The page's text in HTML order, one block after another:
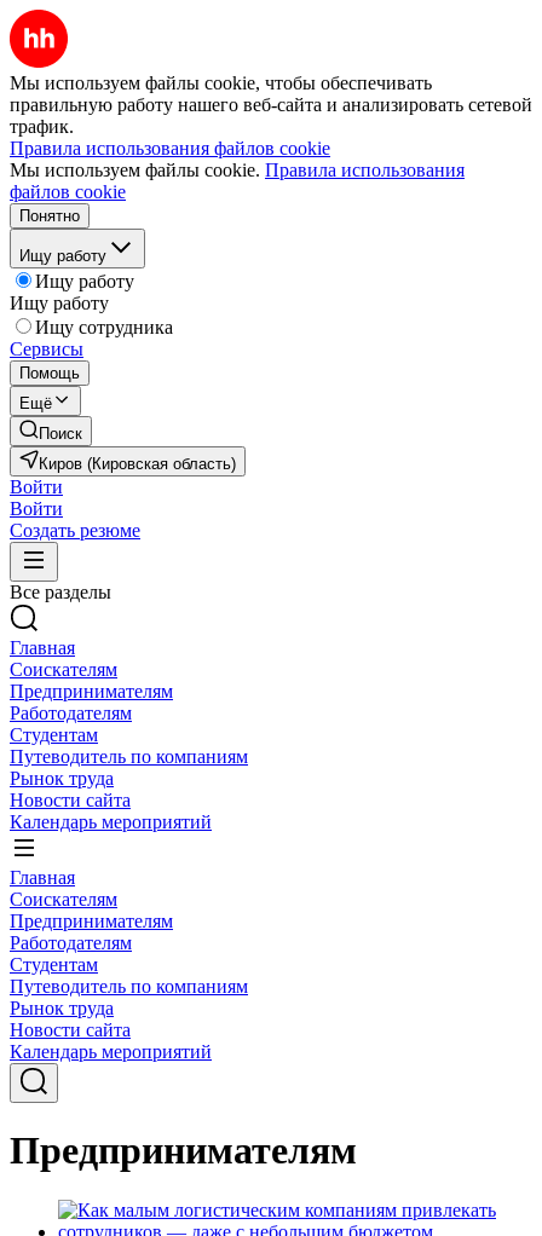
Мы используем файлы cookie, чтобы обеспечивать
правильную работу нашего веб-сайта и анализировать сетевой
трафик.
Правила использования файлов cookie
Мы используем файлы cookie. Правила использования
файлов cookie
Понятно
Ищу работу
Ищу работу
Ищу работу
Ищу сотрудника
Сервисы
Помощь
Ещё
Поиск
Киров (Кировская область)
Войти
Войти
Создать резюме
Все разделы
Главная
Соискателям
Предпринимателям
Работодателям
Студентам
Путеводитель по компаниям
Рынок труда
Новости сайта
Календарь мероприятий
Главная
Соискателям
Предпринимателям
Работодателям
Студентам
Путеводитель по компаниям
Рынок труда
Новости сайта
Календарь мероприятий
Предпринимателям